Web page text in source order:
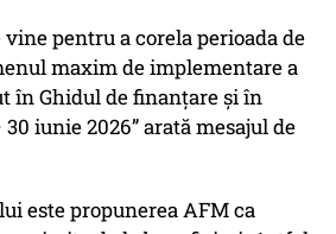
pentru a corela perioada de
maxim de implementare a
în Ghidul de finanțare și în
iunie 2026” arată mesajul de
este propunerea AFM ca